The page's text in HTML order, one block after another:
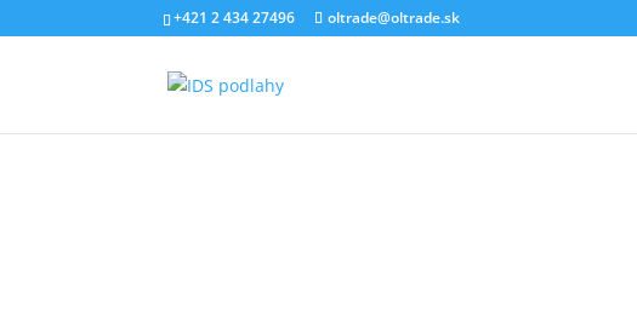
+421 2 434 27496 oltrade@oltrade.sk